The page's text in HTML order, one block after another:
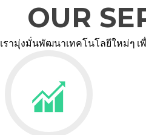
OUR
เรามุ่งมั่นพัฒนาเทคโนโลยีใหม่ๆ
MARKETING
ONLINE